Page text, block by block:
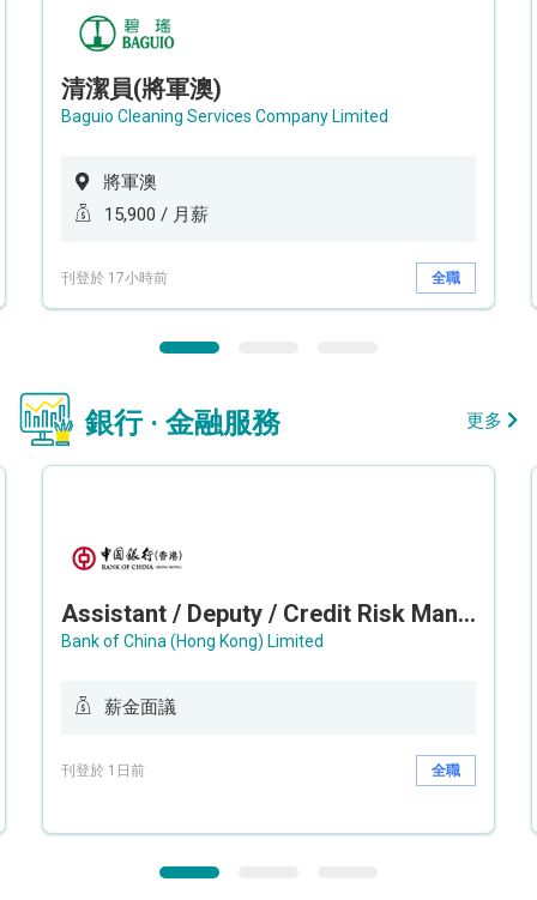
清潔員(將軍澳)
Baguio Cleaning Services Company Limited
將軍澳
15,900 / 月薪
刊登於 17小時前 全職
銀行 · 金融服務 更多
Assistant / Deputy / Credit Risk Manager (Credit Monitoring)
Bank of China (Hong Kong) Limited
薪金面議
刊登於 1日前 全職